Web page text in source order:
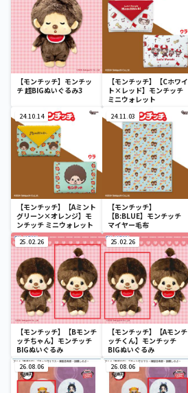
【モンチッチ】モンチッ
チ 超BIGぬいぐるみ3
【モンチッチ】【Cホワイ
ト×レッド】モンチッチ
ミニウォレット
24.10.14
【モンチッチ】【Aミント
グリーン×オレンジ】モ
ンチッチ ミニウォレット
24.11.03
【モンチッチ】
【B:BLUE】モンチッチ
マイヤー毛布
25.02.26
【モンチッチ】【Bモンチ
ッチちゃん】モンチッチ
BIGぬいぐるみ
25.02.26
【モンチッチ】【Aモンチ
ッチくん】モンチッチ
BIGぬいぐるみ
26.08.06 26.08.06